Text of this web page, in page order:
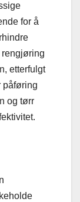
for å
rengjøring
etterfulgt
påføring
og tørr